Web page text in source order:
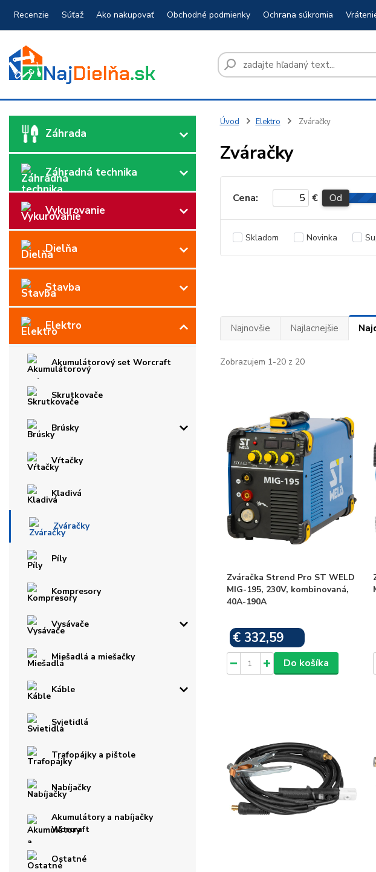
Recenzie Súťaž Ako nakupovať Obchodné podmienky Ochrana súkromia
Záhrada
Záhradná technika
Vykurovanie
Dielňa
Stavba
Elektro
Akumulátorový set Worcraft
Skrutkovače
Brúsky
Vŕtačky
Kladivá
Zváračky
Píly
Kompresory
Vysávače
Miešadlá a miešačky
Káble
Svietidlá
Trafopájky a pištole
Nabíjačky
Akumulátory a nabíjačky
Worcraft
Ostatné
Úvod Elektro Zváračky
Zváračky
Cena: € Od
Skladom Novinka
Najnovšie Najlacnejšie
Zobrazujem 1-20 z 20
Zváračka Strend Pro ST WELD
MIG-195, 230V, kombinovaná,
40A-190A
€ 332,59
Do košíka